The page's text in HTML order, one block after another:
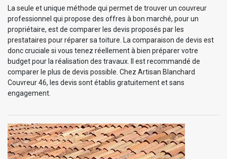
La seule et unique méthode qui permet de trouver un couvreur
professionnel qui propose des offres à bon marché, pour un
propriétaire, est de comparer les devis proposés par les
prestataires pour réparer sa toiture. La comparaison de devis est
donc cruciale si vous tenez réellement à bien préparer votre
budget pour la réalisation des travaux. Il est recommandé de
comparer le plus de devis possible. Chez Artisan Blanchard
Couvreur 46, les devis sont établis gratuitement et sans
engagement.